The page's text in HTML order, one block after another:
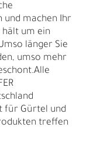
und machen Ihr
hält um ein
länger Sie
umso mehr
für Gürtel und
treffen